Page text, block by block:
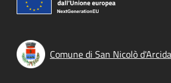
Comune di San Nicolò